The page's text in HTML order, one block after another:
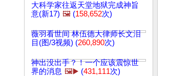
大科学家往返天堂地狱完成神旨
意(新17) 🖼️ (158,652次)
薇羽看世间 林伍德大律师长文泪
目(图/3视频) (260,890次)
神出没出手？！一个应该震惊世
界的消息 🖼️▶️ (431,111次)